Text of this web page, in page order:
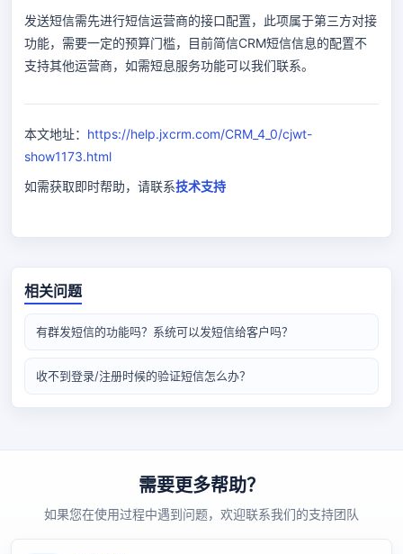
发送短信需先进行短信运营商的接口配置，此项属于第三方对接
功能，需要一定的预算门槛，目前简信CRM短信信息的配置不
支持其他运营商，如需短息服务功能可以我们联系。
本文地址： https://help.jxcrm.com/CRM_4_0/cjwt-
show1173.html
如需获取即时帮助，请联系技术支持
相关问题
有群发短信的功能吗？系统可以发短信给客户吗？
收不到登录/注册时候的验证短信怎么办？
需要更多帮助？
如果您在使用过程中遇到问题，欢迎联系我们的支持团队